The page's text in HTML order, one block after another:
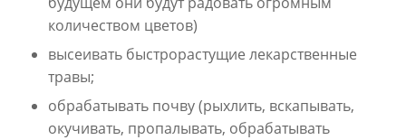
количеством цветов)
высеивать быстрорастущие лекарственные
травы;
обрабатывать почву (рыхлить, вскапывать,
окучивать, пропалывать, обрабатывать